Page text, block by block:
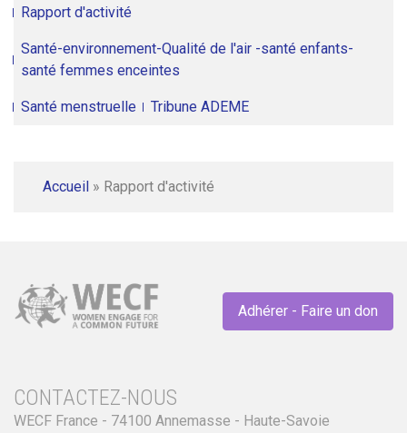
Rapport d'activité
Santé-environnement-Qualité de l'air -santé enfants-
santé femmes enceintes
Santé menstruelle Tribune ADEME
Accueil » Rapport d'activité
Adhérer - Faire un don
CONTACTEZ-NOUS
WECF France - 74100 Annemasse - Haute-Savoie